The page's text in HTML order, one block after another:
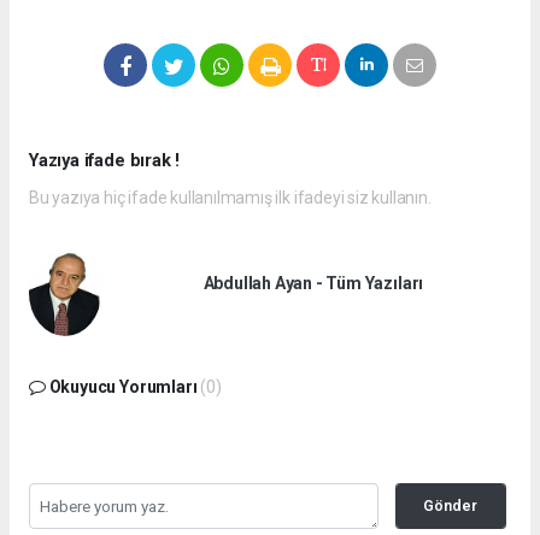
Yazıya ifade bırak !
Bu yazıya hiç ifade kullanılmamış ilk ifadeyi siz kullanın.
Abdullah Ayan - Tüm Yazıları
Okuyucu Yorumları (0)
Gönder